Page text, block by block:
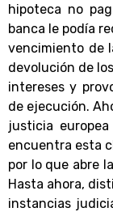
hipoteca no
banca le podía
vencimiento de
devolución de los
intereses y
de ejecución.
justicia
encuentra esta
por lo que abre
Hasta ahora,
instancias